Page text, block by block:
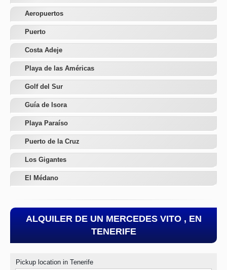
Aeropuertos
Puerto
Costa Adeje
Playa de las Américas
Golf del Sur
Guía de Isora
Playa Paraíso
Puerto de la Cruz
Los Gigantes
El Médano
ALQUILER DE UN MERCEDES VITO , EN
TENERIFE